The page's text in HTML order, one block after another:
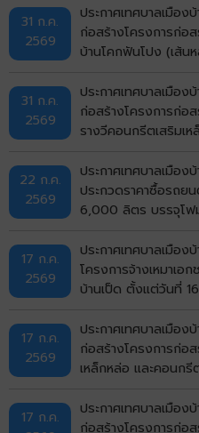
ขอนแก่น จังหวัดขอน
อิเล็กทรอนิกส์ (e-
31 ก.ค.
2569
ประกาศเทศบาลเมือง
ก่อสร้างโครงการก่อ
บ้านโคกฟันโปง (เส้น
จังหวัดขอนแก่น ด้วยวิ
bidding)
31 ก.ค.
2569
ประกาศเทศบาลเมือง
ก่อสร้างโครงการก่อ
รางวีคอนกรีตเสริมเ
ด้วยวิธีประกวดราคา
22 ก.ค.
2569
ประกาศเทศบาลเมือง
ประกวดราคาซื้อรถย
6,000 ลิตร บรรจุโฟ
ตั้งระบบปั๊มแรงดันสูง
จำนวน 1 คัน ด้วยวิธี
bidding)
17 ก.ค.
2569
ประกาศเทศบาลเมือง
โครงการจ้างเหมาเอ
บ้านเป็ด ตั้งแต่วันที่
(e-bidding)
17 ก.ค.
2569
ประกาศเทศบาลเมือง
ก่อสร้างโครงการก่อ
เหล็กหล่อ และคอนก
อำเภอเมืองขอนแก่น
อิเล็กทรอนิกส์ (e-
17 ก.ค.
ประกาศเทศบาลเมือง
ก่อสร้างโครงการก่อ